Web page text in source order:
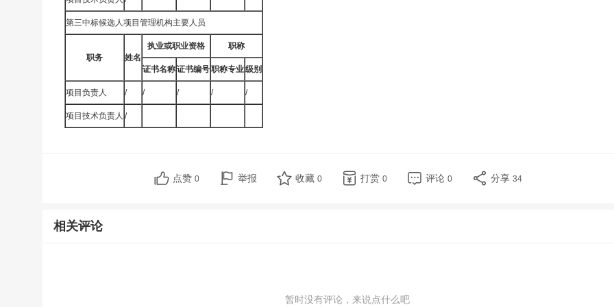
第三中标候选人项目管理机构主要人员
职务 姓名
执业或职业资格 职称
证书名称证书编号职称专业级别
项目负责人 / / / / /
项目技术负责人 /
点赞 0 举报 收藏 0 打赏 0 评论 0 分享 34
相关评论
暂时没有评论，来说点什么吧